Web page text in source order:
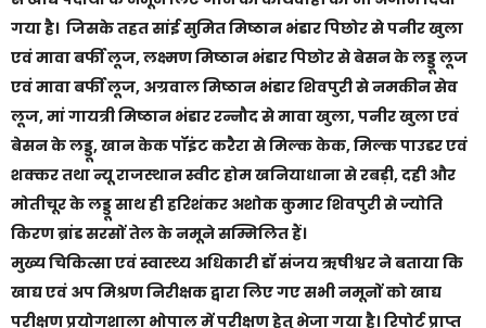
गया है। जिसके तहत सांई सुमित मिष्ठान भंडार पिछोर से पनीर खुला
एवं मावा बर्फी लूज, लक्ष्मण मिष्ठान भंडार पिछोर से बेसन के लड्डू लूज
एवं मावा बर्फी लूज, अग्रवाल मिष्ठान भंडार शिवपुरी से नमकीन सेव
लूज, मां गायत्री मिष्ठान भंडार रन्नौद से मावा खुला, पनीर खुला एवं
बेसन के लड्डू, खान केक पॉइंट करैरा से मिल्क केक, मिल्क पाउडर एवं
शक्कर तथा न्यू राजस्थान स्वीट होम खनियाधाना से रबड़ी, दही और
मोतीचूर के लड्डू साथ ही हरिशंकर अशोक कुमार शिवपुरी से ज्योति
किरण ब्रांड सरसों तेल के नमूने सम्मिलित हैं।
मुख्य चिकित्सा एवं स्वास्थ्य अधिकारी डॉ संजय ऋषीश्वर ने बताया कि
खाद्य एवं अप मिश्रण निरीक्षक द्वारा लिए गए सभी नमूनों को खाद्य
परीक्षण प्रयोगशाला भोपाल में परीक्षण हेतु भेजा गया है। रिपोर्ट प्राप्त